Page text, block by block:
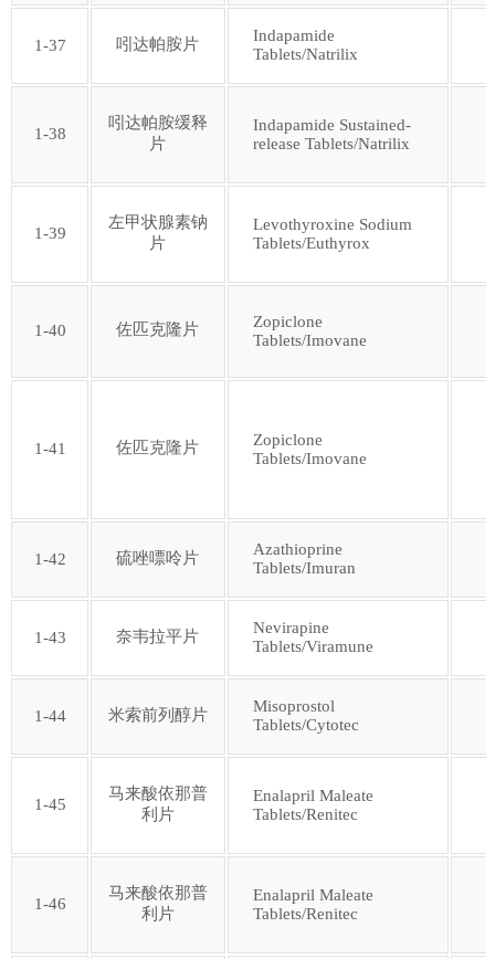
1-37 吲达帕胺片
Indapamide
Tablets/Natrilix
1-38
吲达帕胺缓释
片
Indapamide Sustained-
release Tablets/Natrilix
1-39
左甲状腺素钠
片
Levothyroxine Sodium
Tablets/Euthyrox
1-40 佐匹克隆片
Zopiclone
Tablets/Imovane
1-41 佐匹克隆片
Zopiclone
Tablets/Imovane
1-42 硫唑嘌呤片
Azathioprine
Tablets/Imuran
1-43 奈韦拉平片
Nevirapine
Tablets/Viramune
1-44 米索前列醇片
Misoprostol
Tablets/Cytotec
1-45
马来酸依那普
利片
Enalapril Maleate
Tablets/Renitec
1-46
马来酸依那普
利片
Enalapril Maleate
Tablets/Renitec